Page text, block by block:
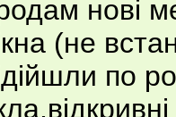
нові
(не
по